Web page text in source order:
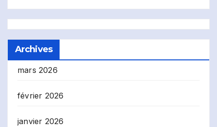
Archives
mars 2026
février 2026
janvier 2026